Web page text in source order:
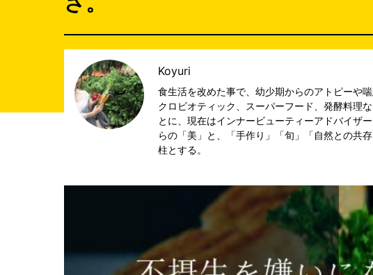
Koyuri
食生活を改めた事で、幼少期からのアトピーや
クロビオティック、スーパーフード、発酵料理
とに、現在はインナービューティーアドバイザ
らの「美」と、「手作り」「旬」「自然との共
柱とする。